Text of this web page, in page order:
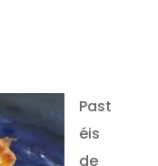
Past
éis
de